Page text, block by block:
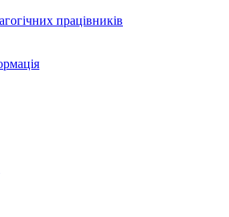
працівників